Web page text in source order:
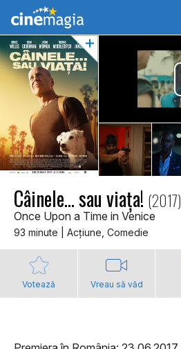
Câinele... sau viața! (2017)
Once Upon a Time in Venice
93 minute | Acţiune, Comedie
Votează Vreau să văd